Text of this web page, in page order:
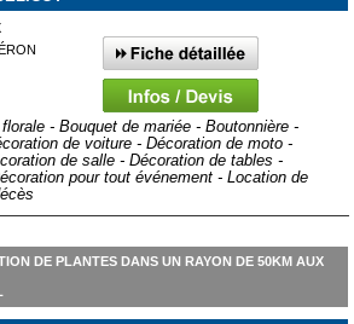
- Bouquet de mariée - Boutonnière -
de voiture - Décoration de moto -
de salle - Décoration de tables -
pour tout événement - Location de
DE PLANTES DANS UN RAYON DE 50KM AUX